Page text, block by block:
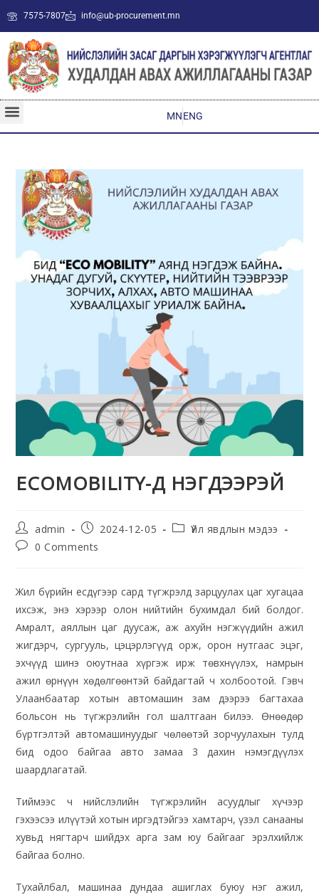
7575-7807 info@ub-procurement.mn
MNENG
ECOMOBILITY-Д НЭГДЭЭРЭЙ
admin 2024-12-05
Үйл явдлын мэдээ
0 Comments
Жил бүрийн есдүгээр сард түгжрэлд зарцуулах цаг хугацаа
ихсэж, энэ хэрээр олон нийтийн бухимдал бий болдог.
Амралт, аяллын цаг дуусаж, аж ахуйн нэгжүүдийн ажил
жигдэрч, сургууль, цэцэрлэгүүд орж, орон нутгаас эцэг,
эхчүүд шинэ оюутнаа хүргэж ирж төвхнүүлэх, намрын
ажил өрнүүн хөдөлгөөнтэй байдагтай ч холбоотой. Гэвч
Улаанбаатар хотын автомашин зам дээрээ багтахаа
больсон нь түгжрэлийн гол шалтгаан билээ. Өнөөдөр
бүртгэлтэй автомашинуудыг чөлөөтэй зорчуулахын тулд
бид одоо байгаа авто замаа 3 дахин нэмэгдүүлэх
шаардлагатай.
Тиймээс ч нийслэлийн түгжрэлийн асуудлыг хүчээр
гэхээсээ илүүтэй хотын иргэдтэйгээ хамтарч, үзэл санааны
хувьд нягтарч шийдэх арга зам юу байгааг эрэлхийлж
байгаа болно.
Тухайлбал, машинаа дундаа ашиглах буюу нэг ажил,